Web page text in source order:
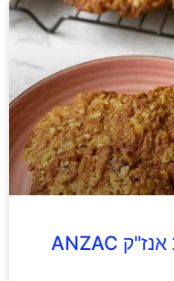
סיפורו של מתכון: עוגיות אנז"ק ANZAC